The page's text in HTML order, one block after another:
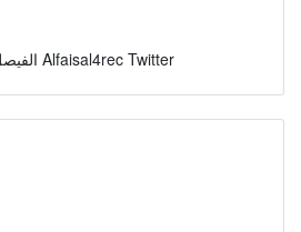
الفيصل للتوظيف Alfaisal4rec Twitter